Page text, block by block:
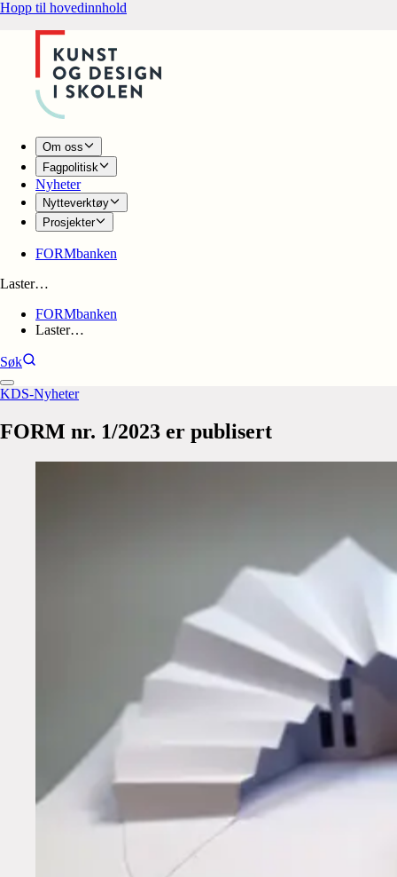
Hopp til hovedinnhold
Om oss
Fagpolitisk
Nyheter
Nytteverktøy
Prosjekter
FORMbanken
Laster…
FORMbanken
Laster…
Søk
KDS-Nyheter
FORM nr. 1/2023 er publisert